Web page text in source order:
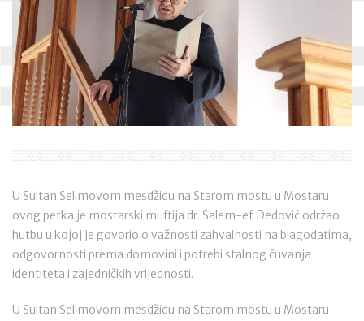
U Sultan Selimovom mesdžidu na Starom mostu u Mostaru
ovog petka je mostarski muftija dr. Salem-ef. Dedović održao
hutbu u kojoj je govorio o važnosti zahvalnosti na blagodatima,
odgovornosti prema domovini i potrebi stalnog čuvanja
identiteta i zajedničkih vrijednosti.
U Sultan Selimovom mesdžidu na Starom mostu u Mostaru